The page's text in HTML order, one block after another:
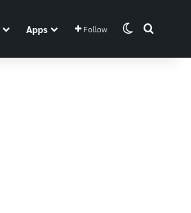
Apps Follow Switch skin